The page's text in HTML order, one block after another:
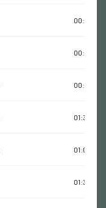
00:00:30
00:50:46
00:57:08
01:36:52
01:06:08
01:31:41